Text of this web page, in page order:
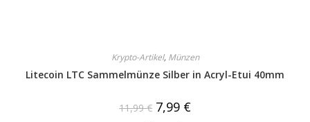
Krypto-Artikel, Münzen
Litecoin LTC Sammelmünze Silber in Acryl-Etui 40mm
11,99€ 7,99 €